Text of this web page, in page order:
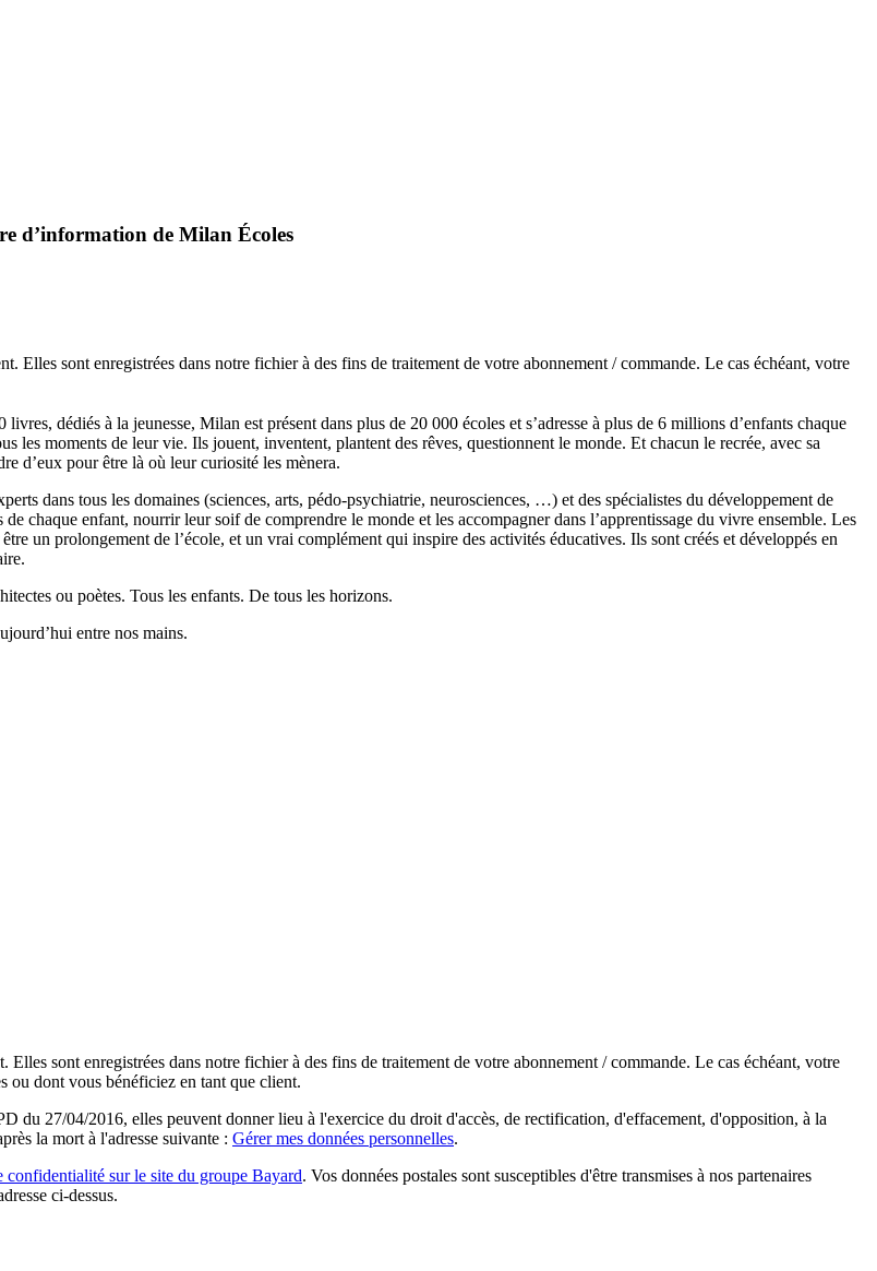
d’information de Milan Écoles
Elles sont enregistrées dans notre fichier à des fins de traitement de votre abonnement / commande. Le cas échéant, votre
dédiés à la jeunesse, Milan est présent dans plus de 20 000 écoles et s’adresse à plus de 6 millions d’enfants chaque
les moments de leur vie. Ils jouent, inventent, plantent des rêves, questionnent le monde. Et chacun le recrée, avec sa
d’eux pour être là où leur curiosité les mènera.
dans tous les domaines (sciences, arts, pédo-psychiatrie, neurosciences, …) et des spécialistes du développement de
chaque enfant, nourrir leur soif de comprendre le monde et les accompagner dans l’apprentissage du vivre ensemble. Les
un prolongement de l’école, et un vrai complément qui inspire des activités éducatives. Ils sont créés et développés en
ou poètes. Tous les enfants. De tous les horizons.
entre nos mains.
sont enregistrées dans notre fichier à des fins de traitement de votre abonnement / commande. Le cas échéant, votre
ou dont vous bénéficiez en tant que client.
27/04/2016, elles peuvent donner lieu à l'exercice du droit d'accès, de rectification, d'effacement, d'opposition, à la
la mort à l'adresse suivante : Gérer mes données personnelles.
confidentialité sur le site du groupe Bayard. Vos données postales sont susceptibles d'être transmises à nos partenaires
ci-dessus.